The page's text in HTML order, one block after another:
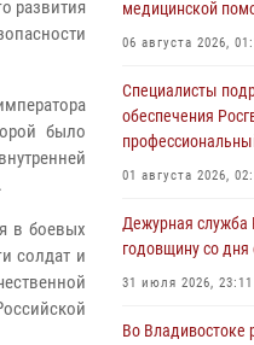
развития
было
в боевых
солдат и
медицинской
06 августа 2026,
Специалисты
обеспечения
01 августа 2026,
Дежурная служба
годовщину со дня
31 июля 2026, 23:11
Во Владивостоке